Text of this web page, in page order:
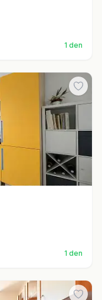
1 den
1 den